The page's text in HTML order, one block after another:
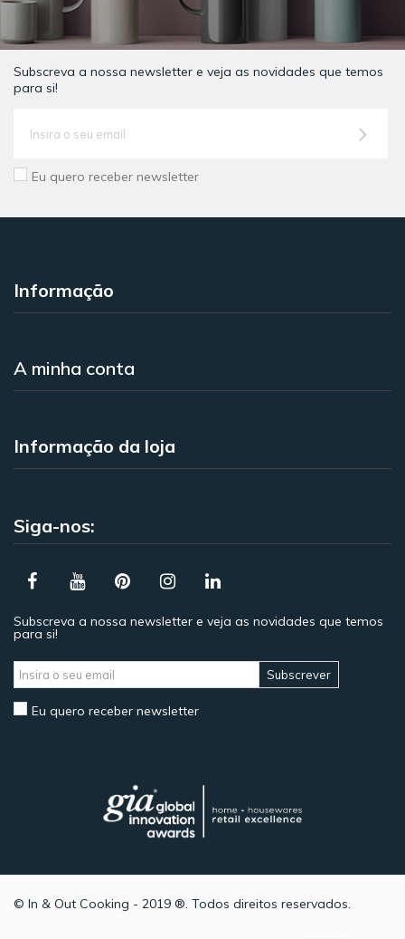
Subscreva a nossa newsletter e veja as novidades que temos
para si!
Eu quero receber newsletter
Informação
A minha conta
Informação da loja
Siga-nos:
Subscreva a nossa newsletter e veja as novidades que temos
para si!
Subscrever
Eu quero receber newsletter
© In & Out Cooking - 2019 ®. Todos direitos reservados.